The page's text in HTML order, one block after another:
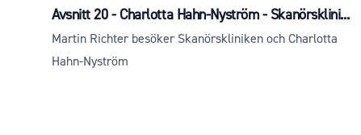
Avsnitt 20 - Charlotta Hahn-Nyström - Skanörsklini...
Martin Richter besöker Skanörskliniken och Charlotta
Hahn-Nyström